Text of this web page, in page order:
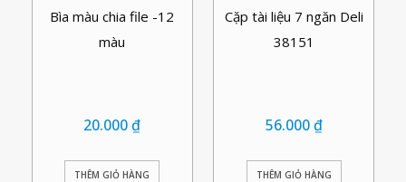
Bìa màu chia file -12
màu
20.000₫
THÊM GIỎ HÀNG
Cặp tài liệu 7 ngăn Deli
38151
56.000₫
THÊM GIỎ HÀNG